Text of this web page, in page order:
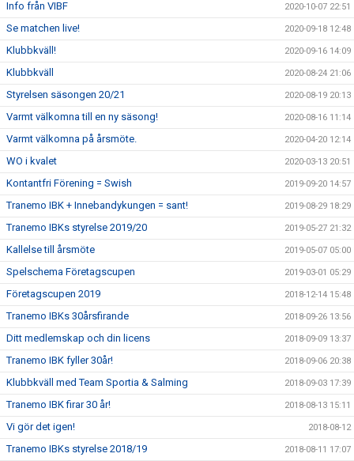
Info från VIBF 2020-10-07 22:51
Se matchen live! 2020-09-18 12:48
Klubbkväll! 2020-09-16 14:09
Klubbkväll 2020-08-24 21:06
Styrelsen säsongen 20/21 2020-08-19 20:13
Varmt välkomna till en ny säsong! 2020-08-16 11:14
Varmt välkomna på årsmöte. 2020-04-20 12:14
WO i kvalet 2020-03-13 20:51
Kontantfri Förening = Swish 2019-09-20 14:57
Tranemo IBK + Innebandykungen = sant! 2019-08-29 18:29
Tranemo IBKs styrelse 2019/20 2019-05-27 21:32
Kallelse till årsmöte 2019-05-07 05:00
Spelschema Företagscupen 2019-03-01 05:29
Företagscupen 2019 2018-12-14 15:48
Tranemo IBKs 30årsfirande 2018-09-26 13:56
Ditt medlemskap och din licens 2018-09-09 13:37
Tranemo IBK fyller 30år! 2018-09-06 20:38
Klubbkväll med Team Sportia & Salming 2018-09-03 17:39
Tranemo IBK firar 30 år! 2018-08-13 15:11
Vi gör det igen! 2018-08-12
Tranemo IBKs styrelse 2018/19 2018-08-11 17:07